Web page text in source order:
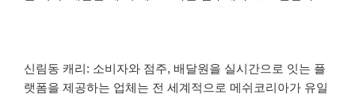
신림동 캐리: 소비자와 점주, 배달원을 실시간으로 잇는 플
랫폼을 제공하는 업체는 전 세계적으로 메쉬코리아가 유일